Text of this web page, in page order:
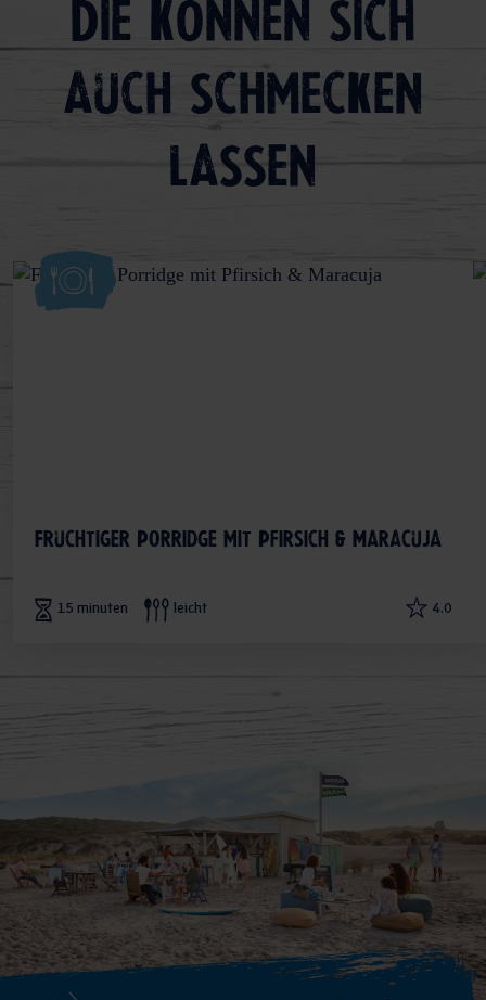
Die können sich
auch schmecken
lassen
Fruchtiger Porridge mit Pfirsich & Maracuja
15 minuten leicht 4.0